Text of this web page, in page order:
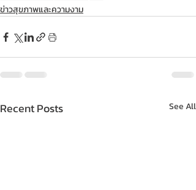
ข่าวสุขภาพและความงาม
Recent Posts See All